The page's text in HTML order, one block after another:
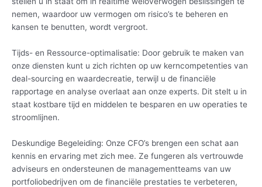
nemen, waardoor uw vermogen om risico’s te beheren en
kansen te benutten, wordt vergroot.
Tijds- en Ressource-optimalisatie: Door gebruik te maken van
onze diensten kunt u zich richten op uw kerncompetenties van
deal-sourcing en waardecreatie, terwijl u de financiële
rapportage en analyse overlaat aan onze experts. Dit stelt u in
staat kostbare tijd en middelen te besparen en uw operaties te
stroomlijnen.
Deskundige Begeleiding: Onze CFO’s brengen een schat aan
kennis en ervaring met zich mee. Ze fungeren als vertrouwde
adviseurs en ondersteunen de managementteams van uw
portfoliobedrijven om de financiële prestaties te verbeteren,